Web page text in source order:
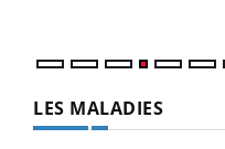
LES MALADIES